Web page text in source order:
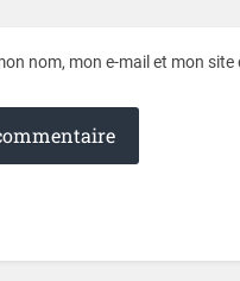
nom, mon e-mail et mon